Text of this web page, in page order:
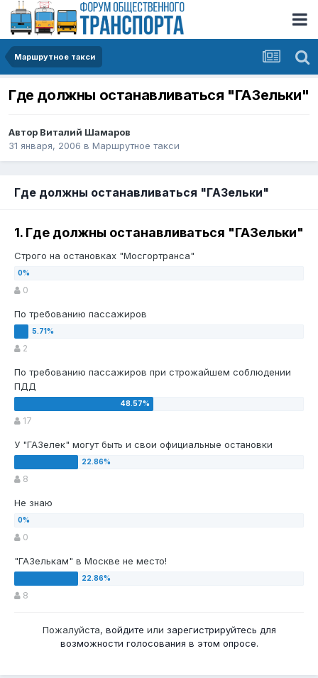
Маршрутное такси
Где должны останавливаться "ГАЗельки"
Автор Виталий Шамаров
31 января, 2006 в Маршрутное такси
Где должны останавливаться "ГАЗельки"
1. Где должны останавливаться "ГАЗельки"
Строго на остановках "Мосгортранса"
0
По требованию пассажиров
2
По требованию пассажиров при строжайшем соблюдении
ПДД
17
У "ГАЗелек" могут быть и свои официальные остановки
8
Не знаю
0
"ГАЗелькам" в Москве не место!
8
Пожалуйста, войдите или зарегистрируйтесь для
возможности голосования в этом опросе.